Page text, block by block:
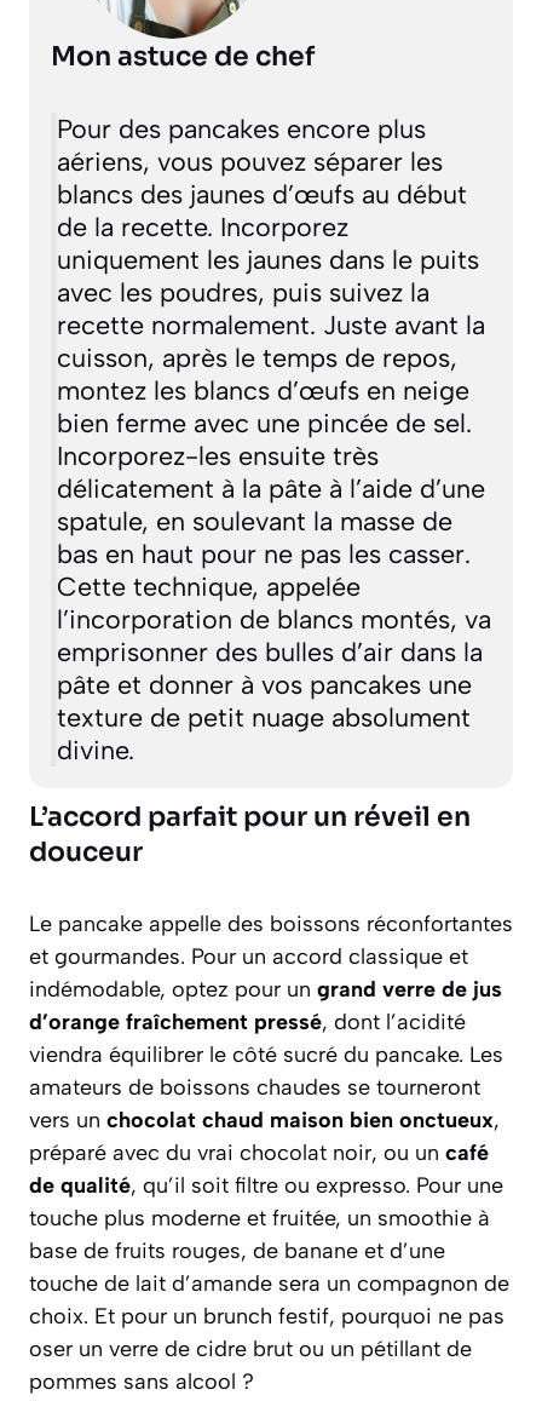
Mon astuce de chef
Pour des pancakes encore plus
aériens, vous pouvez séparer les
blancs des jaunes d’œufs au début
de la recette. Incorporez
uniquement les jaunes dans le puits
avec les poudres, puis suivez la
recette normalement. Juste avant la
cuisson, après le temps de repos,
montez les blancs d’œufs en neige
bien ferme avec une pincée de sel.
Incorporez-les ensuite très
délicatement à la pâte à l’aide d’une
spatule, en soulevant la masse de
bas en haut pour ne pas les casser.
Cette technique, appelée
l’incorporation de blancs montés, va
emprisonner des bulles d’air dans la
pâte et donner à vos pancakes une
texture de petit nuage absolument
divine.
L’accord parfait pour un réveil en
douceur
Le pancake appelle des boissons réconfortantes
et gourmandes. Pour un accord classique et
indémodable, optez pour un grand verre de jus
d’orange fraîchement pressé, dont l’acidité
viendra équilibrer le côté sucré du pancake. Les
amateurs de boissons chaudes se tourneront
vers un chocolat chaud maison bien onctueux,
préparé avec du vrai chocolat noir, ou un café
de qualité, qu’il soit filtre ou expresso. Pour une
touche plus moderne et fruitée, un smoothie à
base de fruits rouges, de banane et d’une
touche de lait d’amande sera un compagnon de
choix. Et pour un brunch festif, pourquoi ne pas
oser un verre de cidre brut ou un pétillant de
pommes sans alcool ?